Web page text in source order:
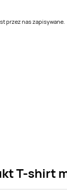
przez nas zapisywane.
T-shirt